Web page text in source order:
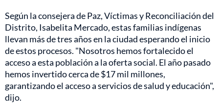
Según la consejera de Paz, Víctimas y Reconciliación del
Distrito, Isabelita Mercado, estas familias indígenas
llevan más de tres años en la ciudad esperando el inicio
de estos procesos. "Nosotros hemos fortalecido el
acceso a esta población a la oferta social. El año pasado
hemos invertido cerca de $17 mil millones,
garantizando el acceso a servicios de salud y educación",
dijo.